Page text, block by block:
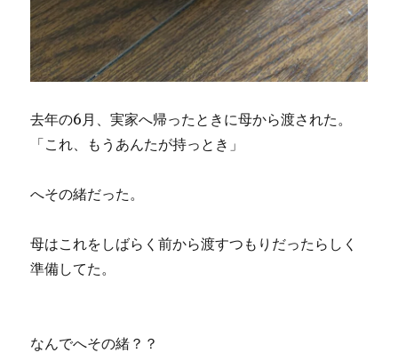
去年の6月、実家へ帰ったときに母から渡された。
「これ、もうあんたが持っとき」
へその緒だった。
母はこれをしばらく前から渡すつもりだったらしく
準備してた。
なんでへその緒？？